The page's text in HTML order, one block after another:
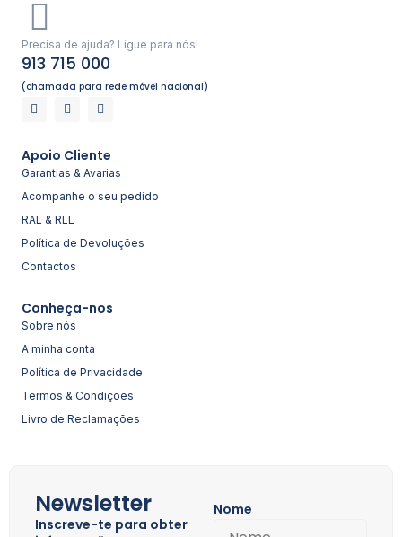
Precisa de ajuda? Ligue para nós!
913 715 000
(chamada para rede móvel nacional)
Apoio Cliente
Garantias & Avarias
Acompanhe o seu pedido
RAL & RLL
Política de Devoluções
Contactos
Conheça-nos
Sobre nós
A minha conta
Política de Privacidade
Termos & Condições
Livro de Reclamações
Newsletter
Inscreve-te para obter
Nome